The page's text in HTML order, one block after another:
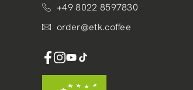
+49 8022 8597830
order@etk.coffee
Facebook
Instagram
YouTube
TikTok